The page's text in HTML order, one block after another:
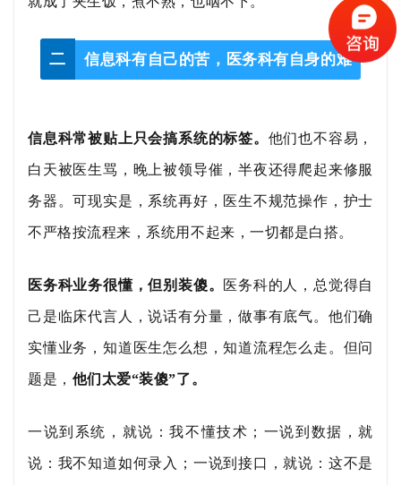
二 信息科有自己的苦，医务科有自身的难
信息科常被贴上只会搞系统的标签。 他们也不容易，
白天被医生骂，晚上被领导催，半夜还得爬起来修服
务器。可现实是，系统再好，医生不规范操作，护士
不严格按流程来，系统用不起来，一切都是白搭。
医务科业务很懂，但别装傻。 医务科的人，总觉得自
己是临床代言人，说话有分量，做事有底气。他们确
实懂业务，知道医生怎么想，知道流程怎么走。但问
题是， 他们太爱“装傻”了。
一说到系统，就说：我不懂技术；一说到数据，就
说：我不知道如何录入；一说到接口，就说：这不是